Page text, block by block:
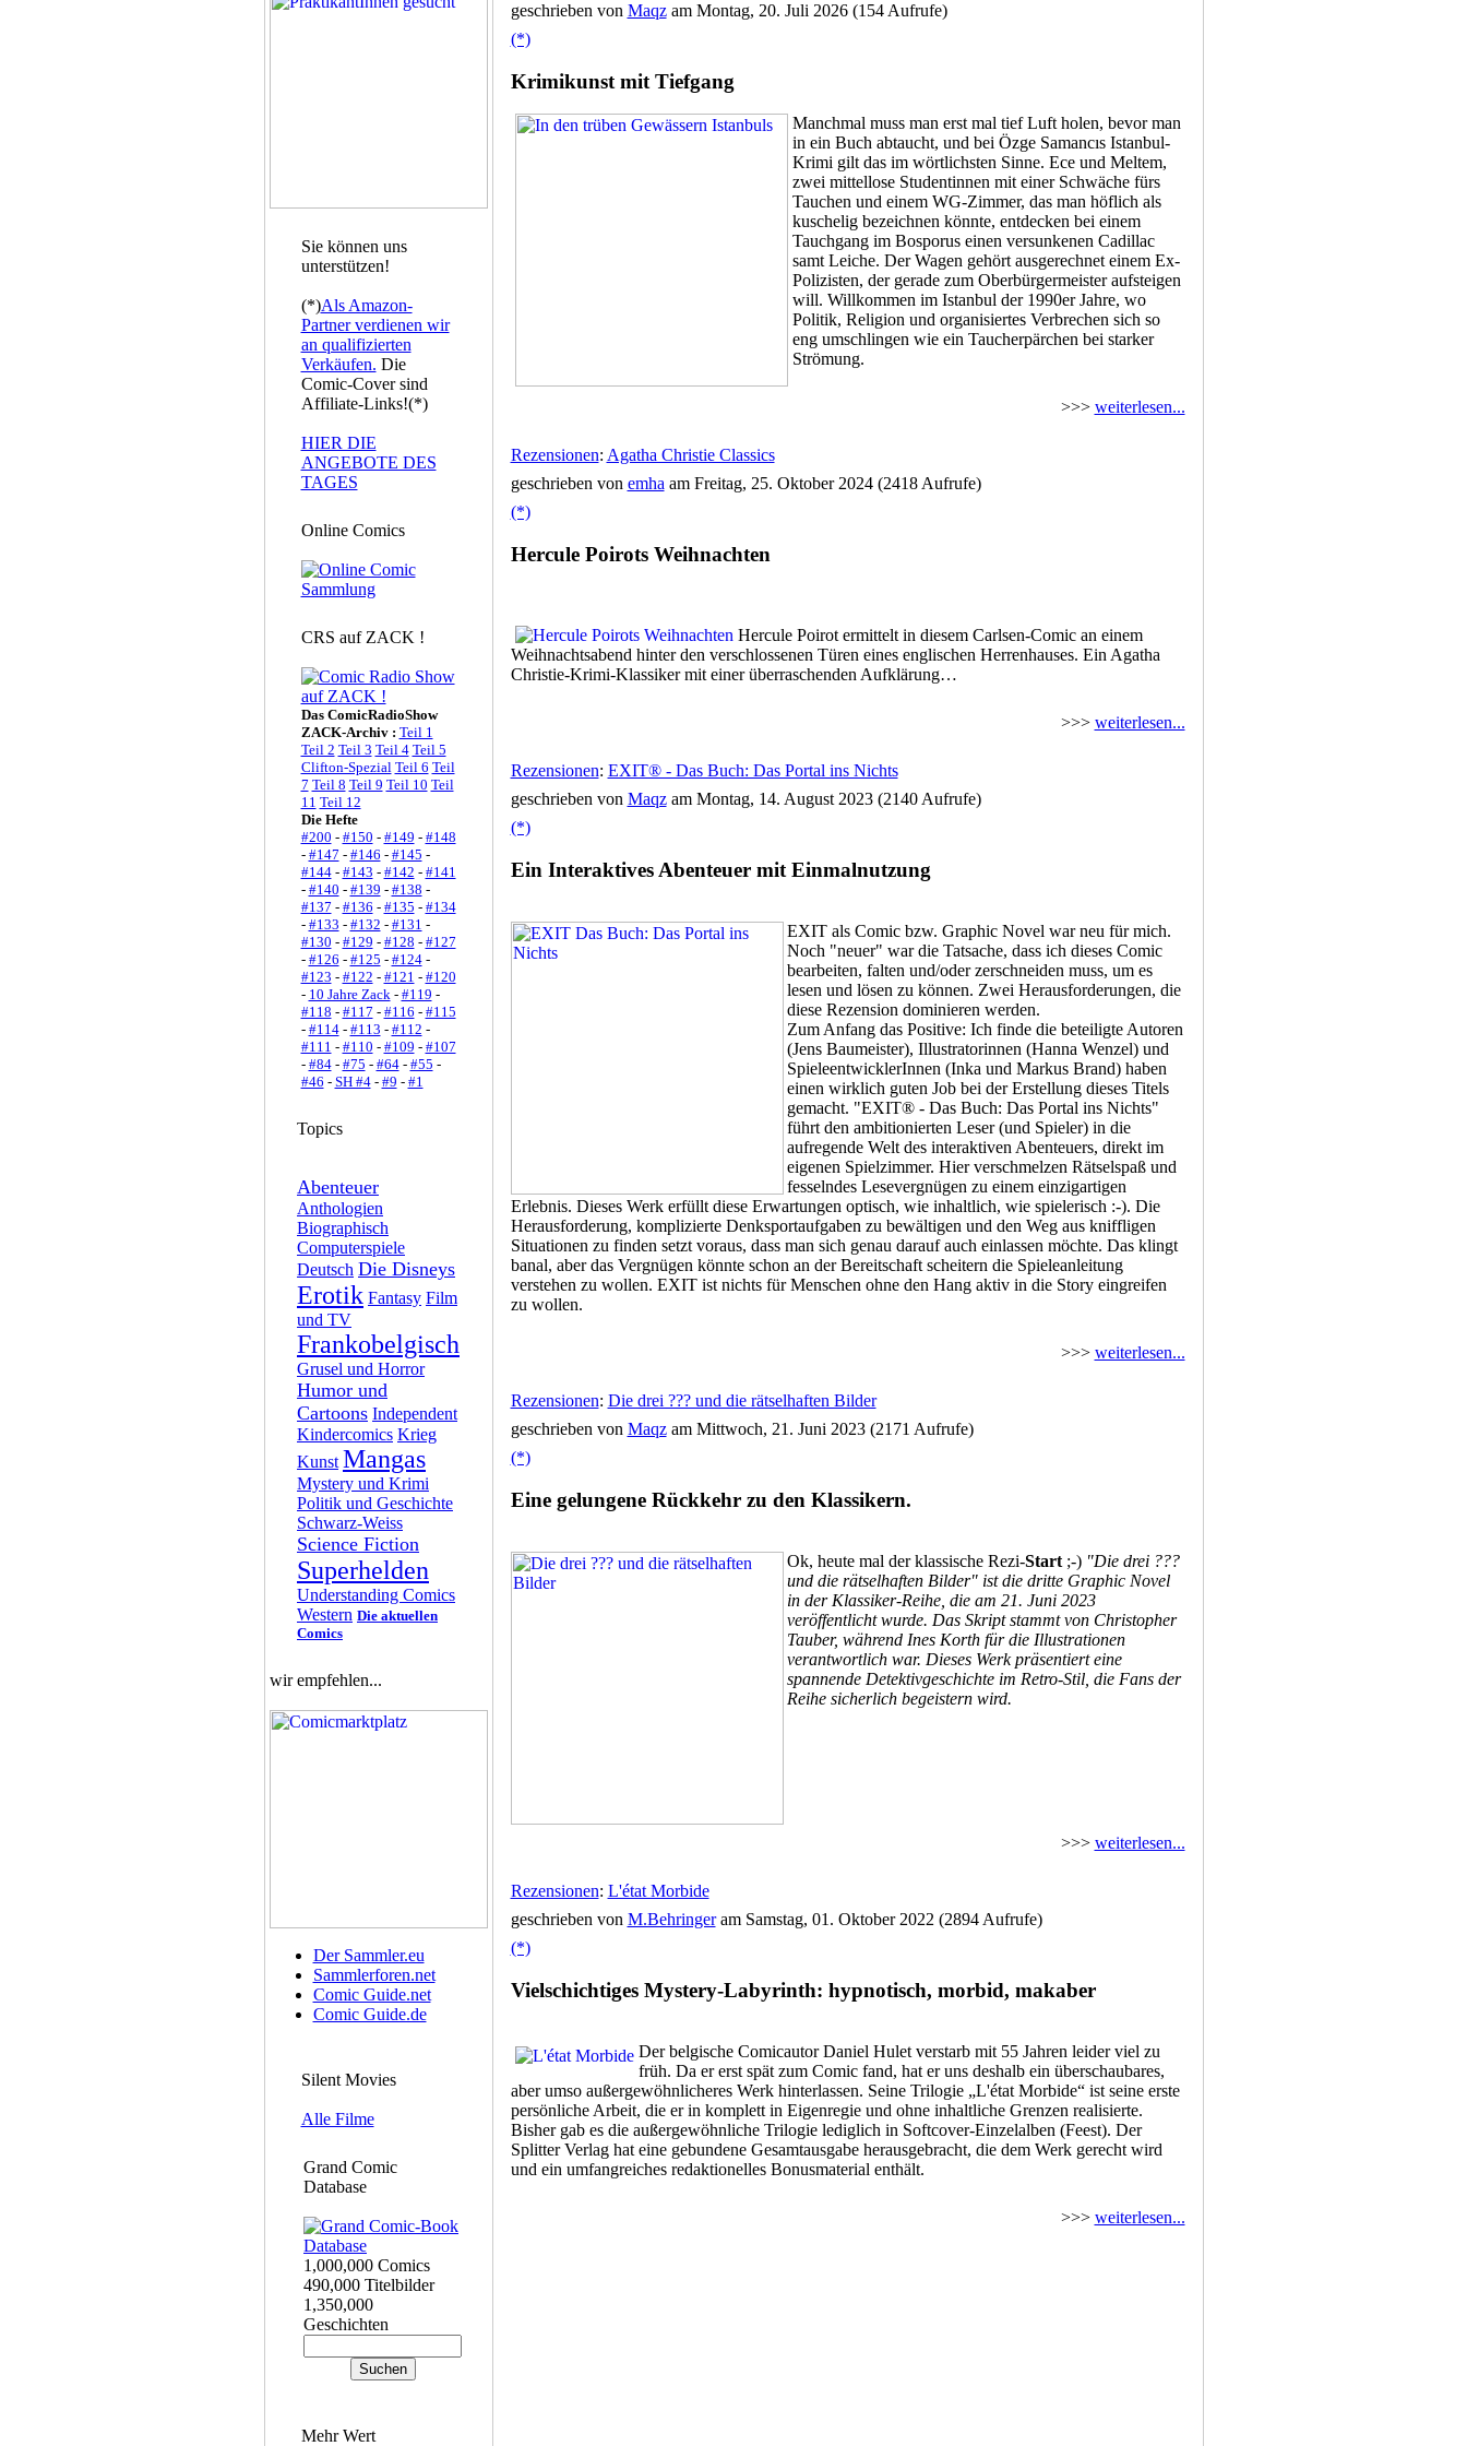
Sie können uns
unterstützen!
(*)Als Amazon-
Partner verdienen wir
an qualifizierten
Verkäufen. Die
Comic-Cover sind
Affiliate-Links!(*)
HIER DIE
ANGEBOTE DES
TAGES
Online Comics
CRS auf ZACK !
Das ComicRadioShow
ZACK-Archiv : Teil 1
Teil 2 Teil 3 Teil 4 Teil 5
Clifton-Spezial Teil 6 Teil
7 Teil 8 Teil 9 Teil 10 Teil
11 Teil 12
Die Hefte
#200 - #150 - #149 - #148
- #147 - #146 - #145 -
#144- #143 - #142 - #141
- #140 - #139 - #138 -
#137 - #136 - #135 - #134
- #133 - #132 - #131 -
#130 - #129 - #128 - #127
- #126 - #125 - #124-
#123 - #122 - #121 - #120
- 10 Jahre Zack- #119 -
#118 - #117 - #116 - #115
- #114- #113 - #112 -
#111 - #110 - #109 - #107
- #84- #75 - #64- #55 -
#46 - SH #4- #9 - #1
Topics
Abenteuer
Anthologien
Biographisch
Computerspiele
Deutsch Die Disneys
Erotik Fantasy Film
und TV
Frankobelgisch
Grusel und Horror
Humor und
Cartoons Independent
Kindercomics Krieg
Kunst Mangas
Mystery und Krimi
Politik und Geschichte
Schwarz-Weiss
Science Fiction
Superhelden
Understanding Comics
Western Die aktuellen
Comics
wir empfehlen...
Der Sammler.eu
Sammlerforen.net
Comic Guide.net
Comic Guide.de
Silent Movies
Alle Filme
Grand Comic
Database
1,000,000 Comics
490,000 Titelbilder
1,350,000
Geschichten
Mehr Wert
geschrieben von Maqzam Montag, 20. Juli 2026 (154 Aufrufe)
(*)
Krimikunst mit Tiefgang
Manchmal muss man erst mal tief Luft holen, bevor man
in ein Buch abtaucht, und bei Özge Samancıs Istanbul-
Krimi gilt das im wörtlichsten Sinne. Ece und Meltem,
zwei mittellose Studentinnen mit einer Schwäche fürs
Tauchen und einem WG-Zimmer, das man höflich als
kuschelig bezeichnen könnte, entdecken bei einem
Tauchgang im Bosporus einen versunkenen Cadillac
samt Leiche. Der Wagen gehört ausgerechnet einem Ex-
Polizisten, der gerade zum Oberbürgermeister aufsteigen
will. Willkommen im Istanbul der 1990er Jahre, wo
Politik, Religion und organisiertes Verbrechen sich so
eng umschlingen wie ein Taucherpärchen bei starker
Strömung.
>>> weiterlesen...
Rezensionen: Agatha Christie Classics
geschrieben von emha am Freitag, 25. Oktober 2024 (2418 Aufrufe)
(*)
Hercule Poirots Weihnachten
Hercule Poirot ermittelt in diesem Carlsen-Comic an einem
Weihnachtsabend hinter den verschlossenen Türen eines englischen Herrenhauses. Ein Agatha
Christie-Krimi-Klassiker mit einer überraschenden Aufklärung…
>>> weiterlesen...
Rezensionen: EXIT® - Das Buch: Das Portal ins Nichts
geschrieben von Maqzam Montag, 14. August 2023 (2140 Aufrufe)
(*)
Ein Interaktives Abenteuer mit Einmalnutzung
EXIT als Comic bzw. Graphic Novel war neu für mich.
Noch "neuer" war die Tatsache, dass ich dieses Comic
bearbeiten, falten und/oder zerschneiden muss, um es
lesen und lösen zu können. Zwei Herausforderungen, die
diese Rezension dominieren werden.
Zum Anfang das Positive: Ich finde die beteiligte Autoren
(Jens Baumeister), Illustratorinnen (Hanna Wenzel) und
SpieleentwicklerInnen (Inka und Markus Brand) haben
einen wirklich guten Job bei der Erstellung dieses Titels
gemacht. "EXIT® - Das Buch: Das Portal ins Nichts"
führt den ambitionierten Leser (und Spieler) in die
aufregende Welt des interaktiven Abenteuers, direkt im
eigenen Spielzimmer. Hier verschmelzen Rätselspaß und
fesselndes Lesevergnügen zu einem einzigartigen
Erlebnis. Dieses Werk erfüllt diese Erwartungen optisch, wie inhaltlich, wie spielerisch :-). Die
Herausforderung, komplizierte Denksportaufgaben zu bewältigen und den Weg aus kniffligen
Situationen zu finden setzt voraus, dass man sich genau darauf auch einlassen möchte. Das klingt
banal, aber das Vergnügen könnte schon an der Bereitschaft scheitern die Spieleanleitung
verstehen zu wollen. EXIT ist nichts für Menschen ohne den Hang aktiv in die Story eingreifen
zu wollen.
>>> weiterlesen...
Rezensionen: Die drei ??? und die rätselhaften Bilder
geschrieben von Maqzam Mittwoch, 21. Juni 2023 (2171 Aufrufe)
(*)
Eine gelungene Rückkehr zu den Klassikern.
Ok, heute mal der klassische Rezi-Start;-) "Die drei ???
und die rätselhaften Bilder" ist die dritte Graphic Novel
in der Klassiker-Reihe, die am 21. Juni 2023
veröffentlicht wurde. Das Skript stammt von Christopher
Tauber, während Ines Korth für die Illustrationen
verantwortlich war. Dieses Werk präsentiert eine
spannende Detektivgeschichte im Retro-Stil, die Fans der
Reihe sicherlich begeistern wird.
>>> weiterlesen...
Rezensionen: L'état Morbide
geschrieben von M.Behringeram Samstag, 01. Oktober 2022 (2894 Aufrufe)
(*)
Vielschichtiges Mystery-Labyrinth: hypnotisch, morbid, makaber
Der belgische Comicautor Daniel Hulet verstarb mit 55 Jahren leider viel zu
früh. Da er erst spät zum Comic fand, hat er uns deshalb ein überschaubares,
aber umso außergewöhnlicheres Werk hinterlassen. Seine Trilogie „L'état Morbide“ ist seine erste
persönliche Arbeit, die er in komplett in Eigenregie und ohne inhaltliche Grenzen realisierte.
Bisher gab es die außergewöhnliche Trilogie lediglich in Softcover-Einzelalben (Feest). Der
Splitter Verlag hat eine gebundene Gesamtausgabe herausgebracht, die dem Werk gerecht wird
und ein umfangreiches redaktionelles Bonusmaterial enthält.
>>> weiterlesen...